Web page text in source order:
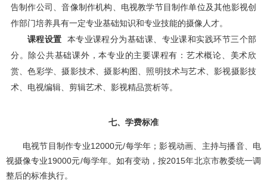
告制作公司、音像制作机构、电视教学节目制作单位及其他影视创
作部门培养具有一定专业基础知识和专业技能的摄像人才。
课程设置
本专业课程分为基础课、专业课和实践环节三个部
分。除公共基础课外，本专业的主要课程有：艺术概论、美术欣
赏、色彩学、摄影技术、摄影构图、照明技术与艺术、影视摄影技
术、电视编辑、剪辑艺术、影视精品赏析等。
七、学费标准
电视节目制作专业12000元/每学年；影视动画、主持与播音、电
视摄像专业19000元/每学年。如有变动，按2015年北京市教委统一调
整后的标准执行。